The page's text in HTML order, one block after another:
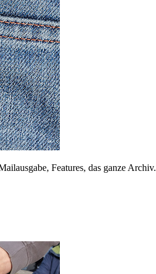
Features, das ganze Archiv.